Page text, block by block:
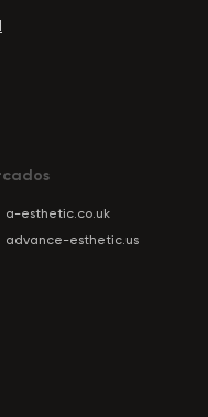
a-esthetic.co.uk
advance-esthetic.us